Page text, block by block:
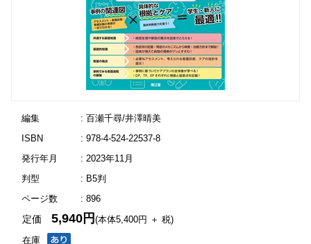
編集
: 百瀬千尋/井澤晴美
ISBN
: 978-4-524-22537-8
発行年月
: 2023年11月
判型
: B5判
ページ数
: 896
在庫
定価5,940円(本体5,400円 ＋ 税)